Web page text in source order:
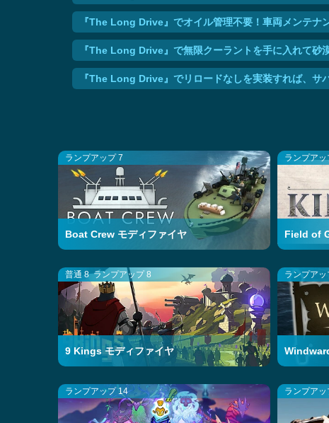
『The Long Drive』でオイル管理不要！車両メンテナ
『The Long Drive』で無限クーラントを手に入れて砂
『The Long Drive』でリロードなしを実装すれば、サ
ランプアップ 7
Boat Crew モディファイヤ
ランプアッ
Field of
普通 8 ランプアップ 8
9 Kings モディファイヤ
ランプア
ランプアップ 14 ランプア